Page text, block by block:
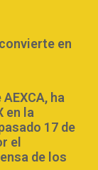
en
ha
en la
17 de
el
de los